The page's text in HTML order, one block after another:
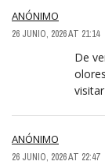
ANÓNIMO
26 JUNIO, 2026 AT 21:14
De
ANÓNIMO
26 JUNIO, 2026 AT 22:47